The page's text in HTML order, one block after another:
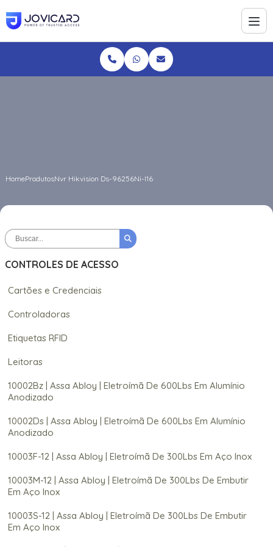
HomeProdutosNvr Hikvision Ds-96256Ni-I16
CONTROLES DE ACESSO
Cartões e Credenciais
Controladoras
Etiquetas RFID
Leitoras
10002Bz | Assa Abloy | Eletroímã De 600Lbs Em Alumínio
Anodizado
10002Ds | Assa Abloy | Eletroímã De 600Lbs Em Alumínio
Anodizado
10003F-12 | Assa Abloy | Eletroímã De 300Lbs Em Aço Inox
10003M-12 | Assa Abloy | Eletroímã De 300Lbs De Embutir
Em Aço Inox
10003S-12 | Assa Abloy | Eletroímã De 300Lbs De Embutir
Em Aço Inox